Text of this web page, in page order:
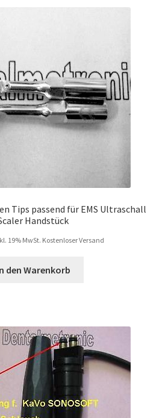
Tips passend für EMS Ultraschall
Handstück
19% MwSt. Kostenloser Versand
den Warenkorb